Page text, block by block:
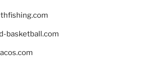
basketball.com